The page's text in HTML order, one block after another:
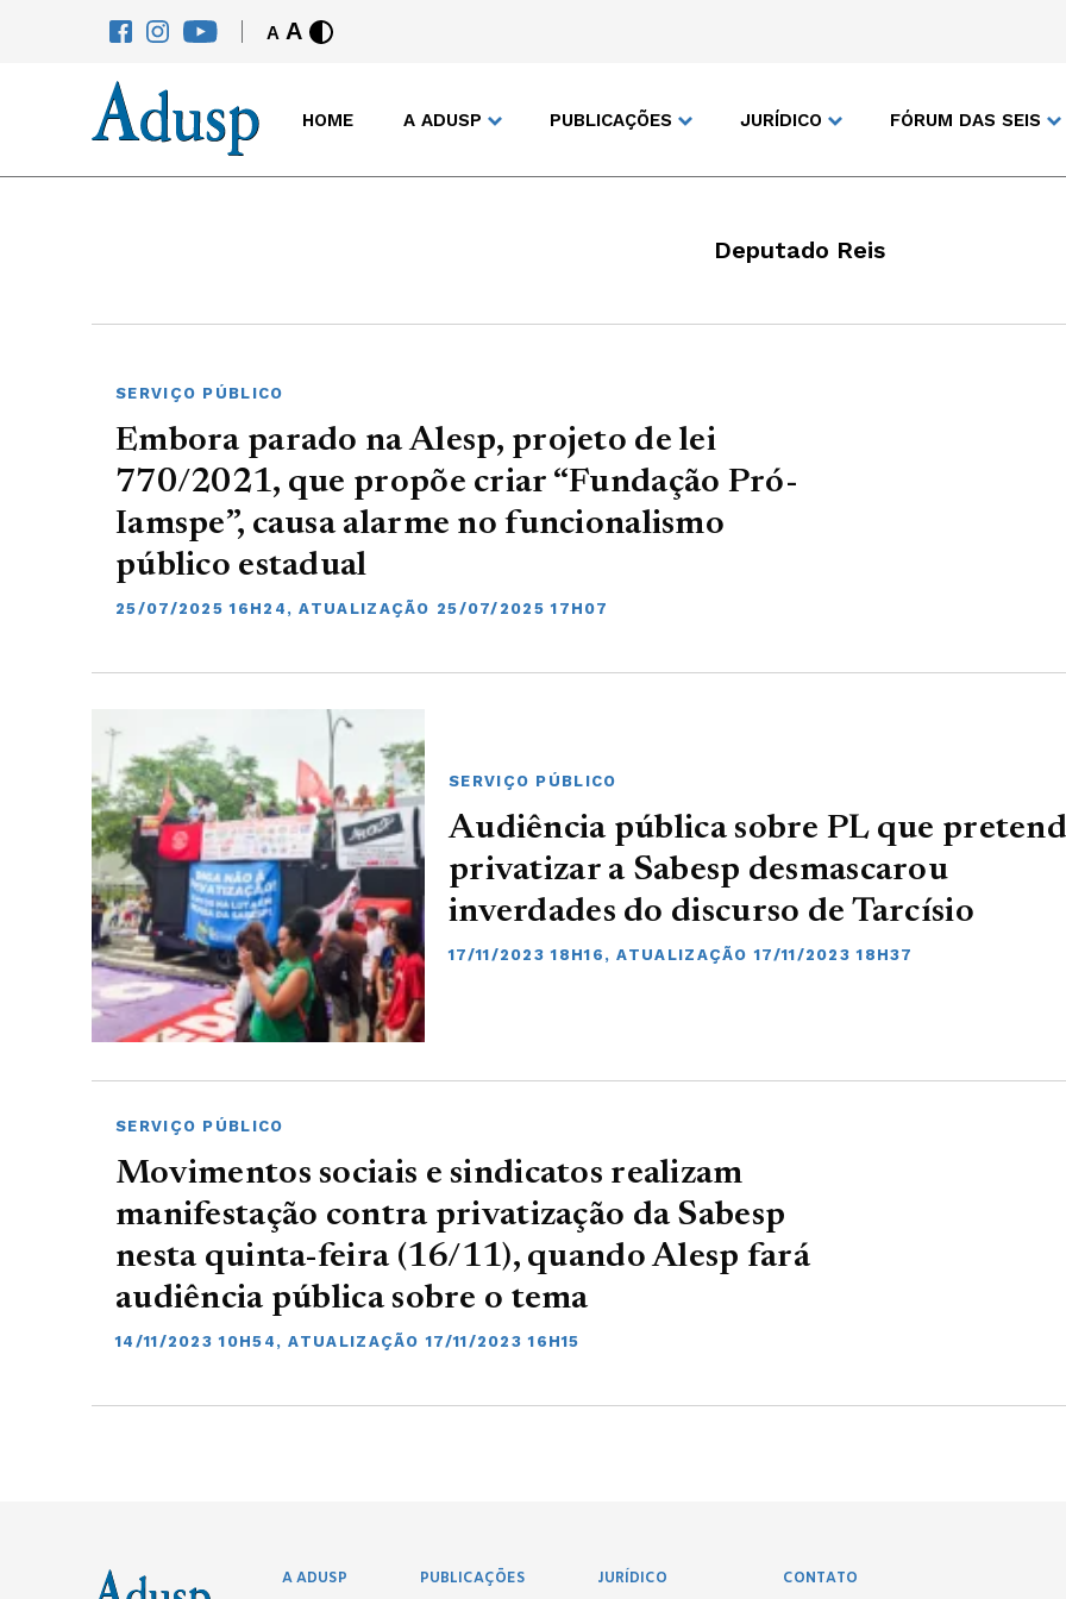
A A
HOME A ADUSP PUBLICAÇÕES JURÍDICO FÓRUM DAS SEIS
Deputado Reis
SERVIÇO PÚBLICO
Embora parado na Alesp, projeto de lei
770/2021, que propõe criar “Fundação Pró-
Iamspe”, causa alarme no funcionalismo
público estadual
25/07/2025 16H24, ATUALIZAÇÃO 25/07/2025 17H07
SERVIÇO PÚBLICO
Audiência pública sobre PL que
privatizar a Sabesp desmascarou
inverdades do discurso de Tarcísio
17/11/2023 18H16, ATUALIZAÇÃO 17/11/2023 18H37
SERVIÇO PÚBLICO
Movimentos sociais e sindicatos realizam
manifestação contra privatização da Sabesp
nesta quinta-feira (16/11), quando Alesp fará
audiência pública sobre o tema
14/11/2023 10H54, ATUALIZAÇÃO 17/11/2023 16H15
A ADUSP PUBLICAÇÕES JURÍDICO CONTATO